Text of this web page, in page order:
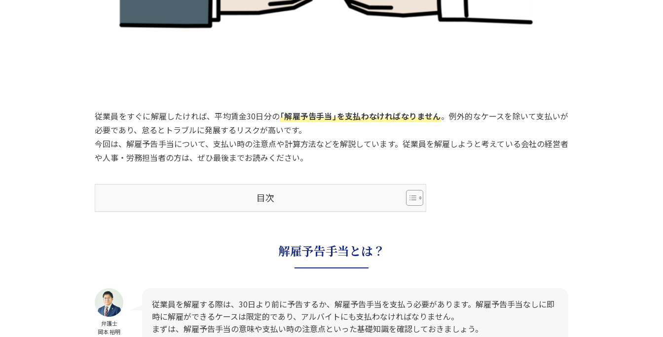
従業員をすぐに解雇したければ、平均賃金30日分の「解雇予告手当」を支払わなければなりません。例外的なケースを除いて支払いが
必要であり、怠るとトラブルに発展するリスクが高いです。
今回は、解雇予告手当について、支払い時の注意点や計算方法などを解説しています。従業員を解雇しようと考えている会社の経営者
や人事・労務担当者の方は、ぜひ最後までお読みください。
目次
解雇予告手当とは？
弁護士
岡本 裕明
従業員を解雇する際は、30日より前に予告するか、解雇予告手当を支払う必要があります。解雇予告手当なしに即
時に解雇ができるケースは限定的であり、アルバイトにも支払わなければなりません。
まずは、解雇予告手当の意味や支払い時の注意点といった基礎知識を確認しておきましょう。